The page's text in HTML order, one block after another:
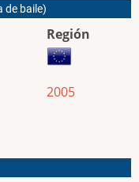
de baile)
Región
2005